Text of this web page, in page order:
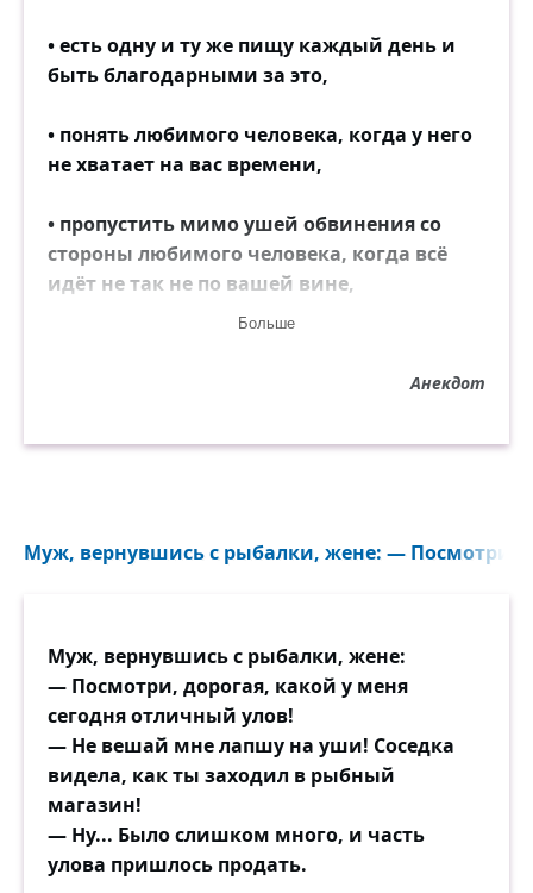
• есть одну и ту же пищу каждый день и
быть благодарными за это,
• понять любимого человека, когда у него
не хватает на вас времени,
• пропустить мимо ушей обвинения со
стороны любимого человека, когда всё
идёт не так не по вашей вине,
• бороться со стрессом без лекарств,
• заснуть без таблеток,
• искренне сказать, что у вас нет
предубеждений против цвета кожи,
религиозных убеждений, сексуальной
ориентации или политики,
значит, вы достигли уровня развития
Больше
Анекдот
Муж, вернувшись с рыбалки, жене: — Посмотри,
Муж, вернувшись с рыбалки, жене:
— Посмотри, дорогая, какой у меня
сегодня отличный улов!
— Не вешай мне лапшу на уши! Соседка
видела, как ты заходил в рыбный
магазин!
— Ну... Было слишком много, и часть
улова пришлось продать.